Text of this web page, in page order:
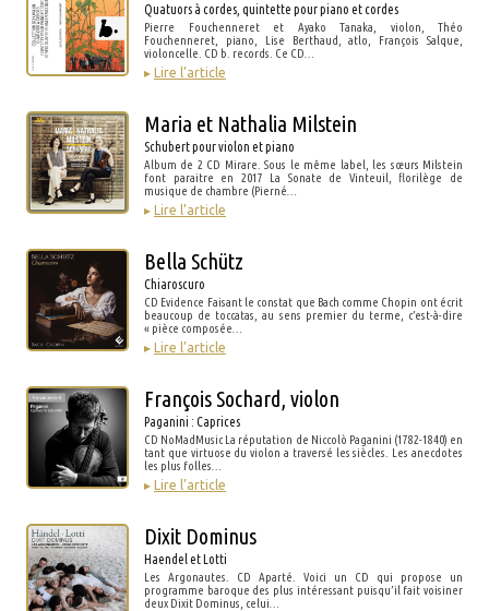
Quatuors à cordes, quintette pour piano et cordes
Pierre Fouchenneret et Ayako Tanaka, violon, Théo
Fouchenneret, piano, Lise Berthaud, atlo, François Salque,
violoncelle. CD b. records. Ce CD…
▸ Lire l’article
Maria et Nathalia Milstein
Schubert pour violon et piano
Album de 2 CD Mirare. Sous le même label, les sœurs Milstein
font paraitre en 2017 La Sonate de Vinteuil, florilège de
musique de chambre (Pierné…
▸ Lire l’article
Bella Schütz
Chiaroscuro
CD Evidence Faisant le constat que Bach comme Chopin ont écrit
beaucoup de toccatas, au sens premier du terme, c’est-à-dire
« pièce composée…
▸ Lire l’article
François Sochard, violon
Paganini : Caprices
CD NoMadMusic La réputation de Niccolò Paganini (1782-1840) en
tant que virtuose du violon a traversé les siècles. Les anecdotes
les plus folles…
▸ Lire l’article
Dixit Dominus
Haendel et Lotti
Les Argonautes. CD Aparté. Voici un CD qui propose un
programme baroque des plus intéressant puisqu’il fait voisiner
deux Dixit Dominus, celui…